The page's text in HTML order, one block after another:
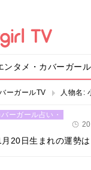
ンタメ・カバーガール
ーガールTV 人物名:
バーガール占い・
月20日生まれの運勢